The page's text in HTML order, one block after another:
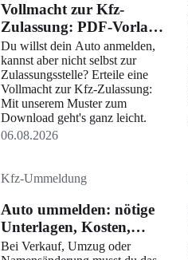
Vollmacht zur Kfz-
Zulassung: PDF-Vorlage
und Infos
Du willst dein Auto anmelden,
kannst aber nicht selbst zur
Zulassungsstelle? Erteile eine
Vollmacht zur Kfz-Zulassung:
Mit unserem Muster zum
Download geht's ganz leicht.
06.08.2026
Kfz-Ummeldung
Auto ummelden: nötige
Unterlagen, Kosten,
Fristen
Bei Verkauf, Umzug oder